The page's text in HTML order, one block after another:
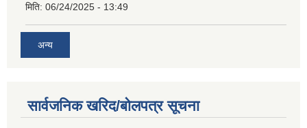
मिति: 06/24/2025 - 13:49
अन्य
सार्वजनिक खरिद/बोलपत्र सूचना